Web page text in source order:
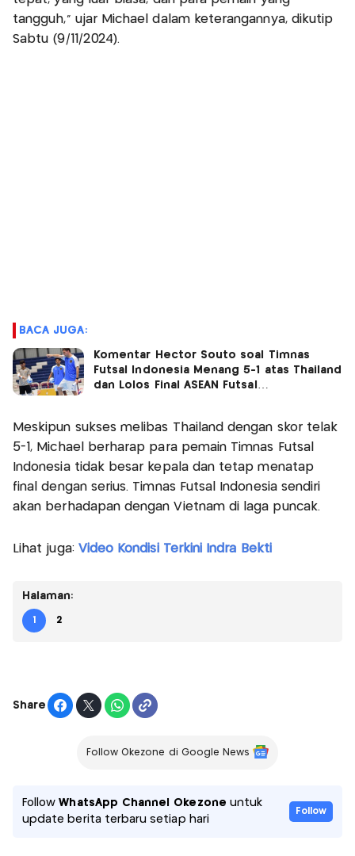
tangguh," ujar Michael dalam keterangannya, dikutip
Sabtu (9/11/2024).
BACA JUGA:
Komentar Hector Souto soal Timnas
Futsal Indonesia Menang 5-1 atas Thailand
dan Lolos Final ASEAN Futsal
Meskipun sukses melibas Thailand dengan skor telak
5-1, Michael berharap para pemain Timnas Futsal
Indonesia tidak besar kepala dan tetap menatap
final dengan serius. Timnas Futsal Indonesia sendiri
akan berhadapan dengan Vietnam di laga puncak.
Lihat juga: Video Kondisi Terkini Indra Bekti
Halaman:
1 2
Share
Follow Okezone di Google News
FollowWhatsApp Channel Okezone untuk
update berita terbaru setiap hari
Follow